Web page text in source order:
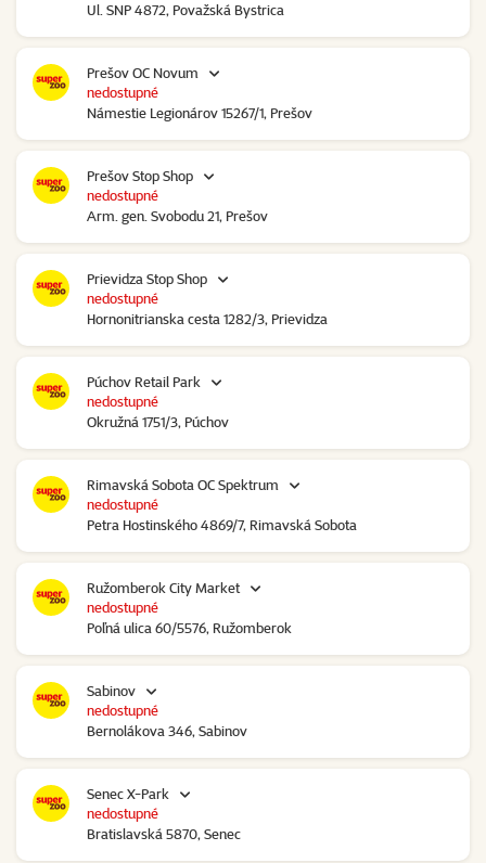
Ul. SNP 4872, Považská Bystrica
Prešov OC Novum
Námestie Legionárov 15267/1, Prešov
nedostupné
Prešov Stop Shop
Arm. gen. Svobodu 21, Prešov
nedostupné
Prievidza Stop Shop
Hornonitrianska cesta 1282/3, Prievidza
nedostupné
Púchov Retail Park
Okružná 1751/3, Púchov
nedostupné
Rimavská Sobota OC Spektrum
Petra Hostinského 4869/7, Rimavská Sobota
nedostupné
Ružomberok City Market
Poľná ulica 60/5576, Ružomberok
nedostupné
Sabinov
Bernolákova 346, Sabinov
nedostupné
Senec X-Park
Bratislavská 5870, Senec
nedostupné